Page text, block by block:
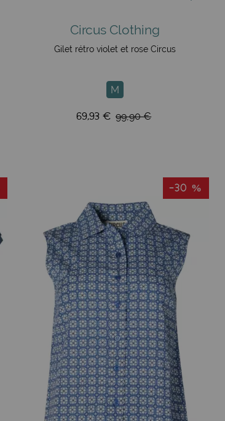
Circus Clothing
Gilet rétro violet et rose Circus
M
69,93 € 99,90 €
-30 %